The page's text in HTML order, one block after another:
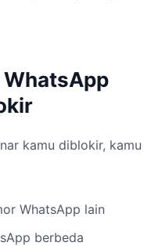
kamu diblokir, kamu
WhatsApp lain
berbeda